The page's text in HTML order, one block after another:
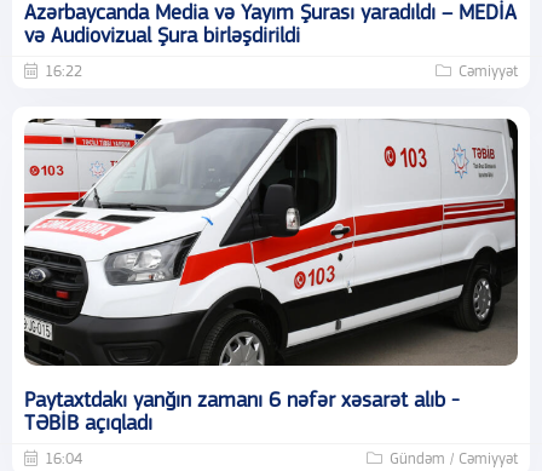
Azərbaycanda Media və Yayım Şurası yaradıldı – MEDİA
və Audiovizual Şura birləşdirildi
16:22 Cəmiyyət
Paytaxtdakı yanğın zamanı 6 nəfər xəsarət alıb -
TƏBİB açıqladı
16:04 Gündəm / Cəmiyyət